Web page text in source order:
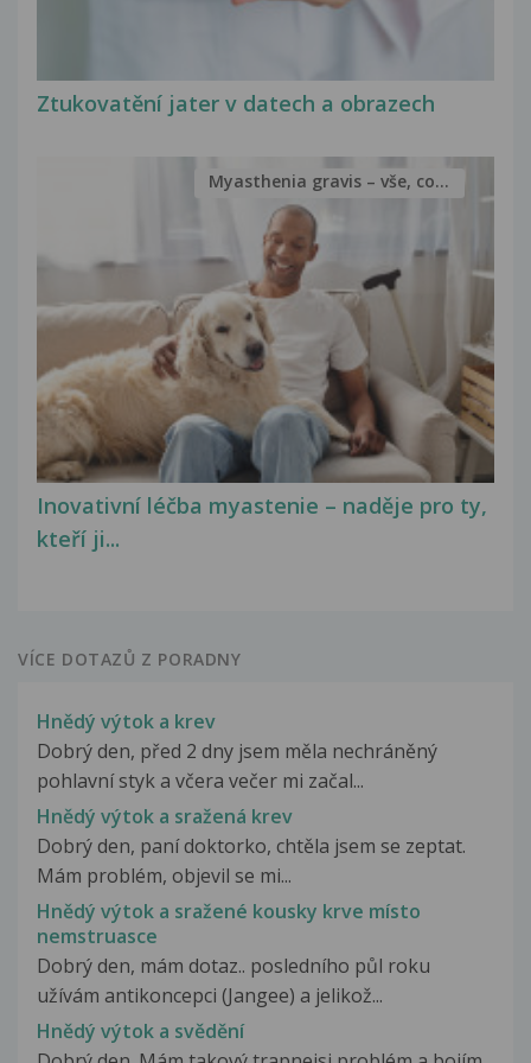
Ztukovatění jater v datech a obrazech
Inovativní léčba myastenie – naděje pro ty,
kteří ji...
Myasthenia gravis – vše, co...
VÍCE DOTAZŮ Z PORADNY
Hnědý výtok a krev
Dobrý den, před 2 dny jsem měla nechráněný
pohlavní styk a včera večer mi začal...
Hnědý výtok a sražená krev
Dobrý den, paní doktorko, chtěla jsem se zeptat.
Mám problém, objevil se mi...
Hnědý výtok a sražené kousky krve místo
nemstruasce
Dobrý den, mám dotaz.. posledního půl roku
užívám antikoncepci (Jangee) a jelikož...
Hnědý výtok a svědění